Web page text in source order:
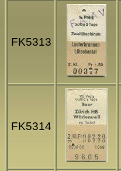
FK5313
FK5314